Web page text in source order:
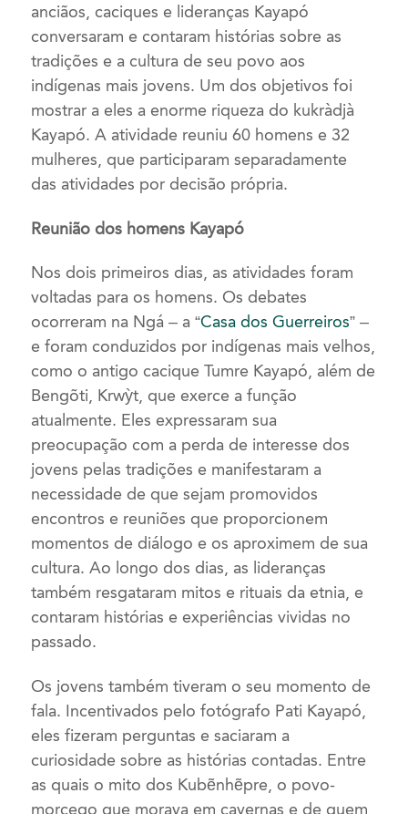
anciãos, caciques e lideranças Kayapó
conversaram e contaram histórias sobre as
tradições e a cultura de seu povo aos
indígenas mais jovens. Um dos objetivos foi
mostrar a eles a enorme riqueza do kukràdjà
Kayapó. A atividade reuniu 60 homens e 32
mulheres, que participaram separadamente
das atividades por decisão própria.
Reunião dos homens Kayapó
Nos dois primeiros dias, as atividades foram
voltadas para os homens. Os debates
ocorreram na Ngá– a“Casa dos Guerreiros” –
e foram conduzidos por indígenas mais velhos,
como o antigo cacique Tumre Kayapó, além de
Bengõti, Krwỳt, que exerce a função
atualmente. Eles expressaram sua
preocupação com a perda de interesse dos
jovens pelas tradições e manifestaram a
necessidade de que sejam promovidos
encontros e reuniões que proporcionem
momentos de diálogo e os aproximem de sua
cultura. Ao longo dos dias, as lideranças
também resgataram mitos e rituais da etnia, e
contaram histórias e experiências vividas no
passado.
Os jovens também tiveram o seu momento de
fala. Incentivados pelo fotógrafo Pati Kayapó,
eles fizeram perguntas esaciaram a
curiosidade sobre as histórias contadas. Entre
as quais o mito dos Kubẽnhẽpre, o povo-
morcego que morava em cavernas e de quem